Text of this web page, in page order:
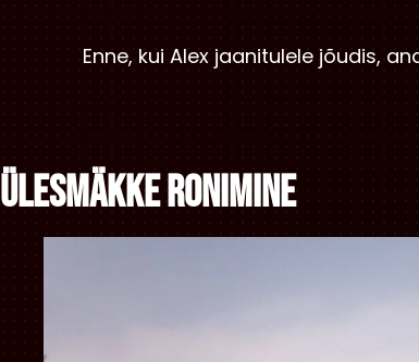
Enne, kui Alex jaanitulele jõudis,
Ülesmäkke ronimine